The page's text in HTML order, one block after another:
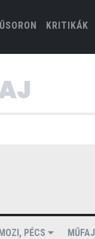
KRITIKÁK
PÉCS MŰFAJ